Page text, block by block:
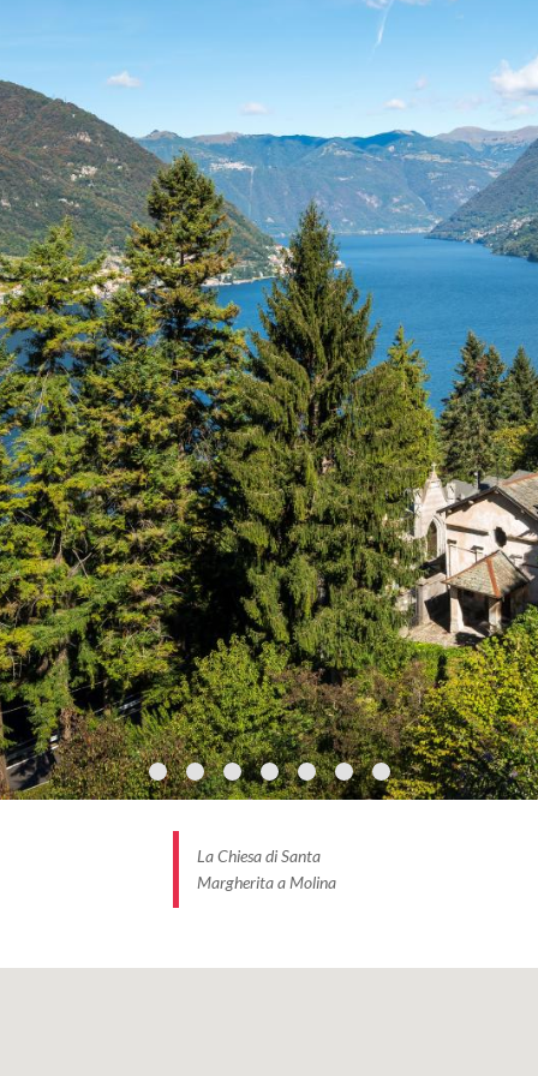
La Chiesa di Santa
Margherita a Molina